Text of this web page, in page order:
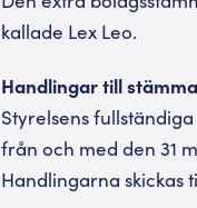
kallade Lex Leo.
Handlingar till
Styrelsens
från och med den 31
Handlingarna skickas